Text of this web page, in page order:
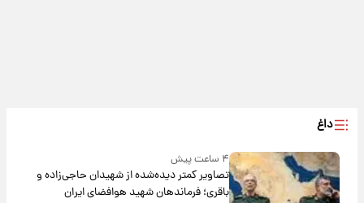
داغ
۴ ساعت پیش
تصاویر کمتر دیده‌شده از شهیدان حاجی‌زاده و
باقری؛ فرماندهان شهید هوافضای ایران